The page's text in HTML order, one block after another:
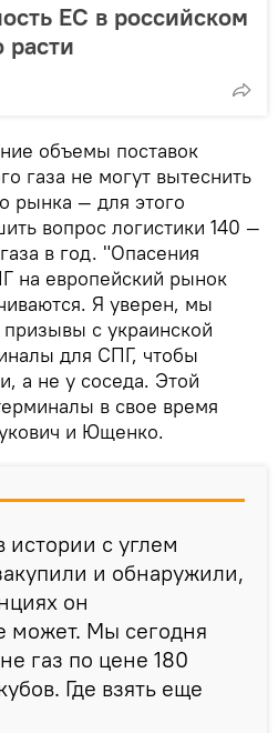
ЕС в российском
расти
объемы поставок
газа не могут вытеснить
рынка — для этого
вопрос логистики 140 —
в год. "Опасения
на европейский рынок
Я уверен, мы
с украинской
для СПГ, чтобы
а не у соседа. Этой
в свое время
и Ющенко.
истории с углем
и обнаружили,
он
может. Мы сегодня
газ по цене 180
Где взять еще